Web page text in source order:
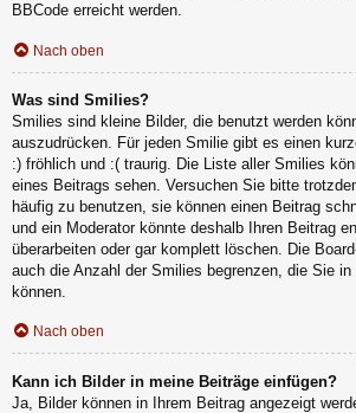
BBCode erreicht werden.
Nach oben
Was sind Smilies?
Smilies sind kleine Bilder, die benutzt werden
auszudrücken. Für jeden Smilie gibt es einen
:) fröhlich und :( traurig. Die Liste aller Smilies
eines Beitrags sehen. Versuchen Sie bitte
häufig zu benutzen, sie können einen Beitrag
und ein Moderator könnte deshalb Ihren Beitrag
überarbeiten oder gar komplett löschen. Die
auch die Anzahl der Smilies begrenzen, die Sie
können.
Nach oben
Kann ich Bilder in meine Beiträge einfügen?
Ja, Bilder können in Ihrem Beitrag angezeigt